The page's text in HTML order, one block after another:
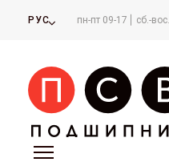
РУС пн-пт 09-17 сб.-